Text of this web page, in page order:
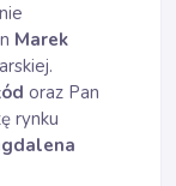
Marek
oraz Pan
rynku